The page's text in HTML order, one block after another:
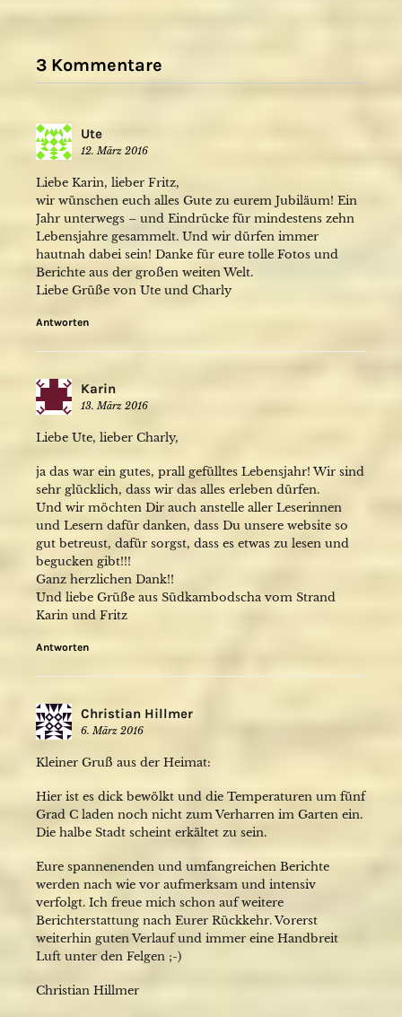
3 Kommentare
Ute
12. März 2016
Liebe Karin, lieber Fritz,
wir wünschen euch alles Gute zu eurem Jubiläum! Ein
Jahr unterwegs – und Eindrücke für mindestens zehn
Lebensjahre gesammelt. Und wir dürfen immer
hautnah dabei sein! Danke für eure tolle Fotos und
Berichte aus der großen weiten Welt.
Liebe Grüße von Ute und Charly
Antworten
Karin
13. März 2016
Liebe Ute, lieber Charly,
ja das war ein gutes, prall gefülltes Lebensjahr! Wir sind
sehr glücklich, dass wir das alles erleben dürfen.
Und wir möchten Dir auch anstelle aller Leserinnen
und Lesern dafür danken, dass Du unsere website so
gut betreust, dafür sorgst, dass es etwas zu lesen und
begucken gibt!!!
Ganz herzlichen Dank!!
Und liebe Grüße aus Südkambodscha vom Strand
Karin und Fritz
Antworten
Christian Hillmer
6. März 2016
Kleiner Gruß aus der Heimat:
Hier ist es dick bewölkt und die Temperaturen um fünf
Grad C laden noch nicht zum Verharren im Garten ein.
Die halbe Stadt scheint erkältet zu sein.
Eure spannenenden und umfangreichen Berichte
werden nach wie vor aufmerksam und intensiv
verfolgt. Ich freue mich schon auf weitere
Berichterstattung nach Eurer Rückkehr. Vorerst
weiterhin guten Verlauf und immer eine Handbreit
Luft unter den Felgen ;-)
Christian Hillmer